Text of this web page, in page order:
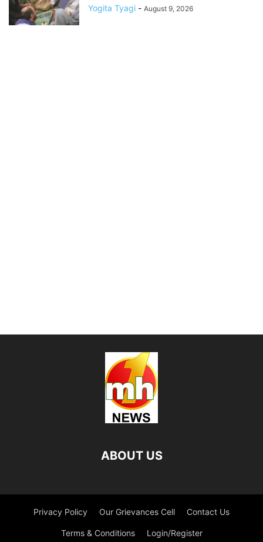
Yogita Tyagi - August 9, 2026
ABOUT US
Privacy Policy Our Grievances Cell Contact Us
Terms & Conditions Login/Register